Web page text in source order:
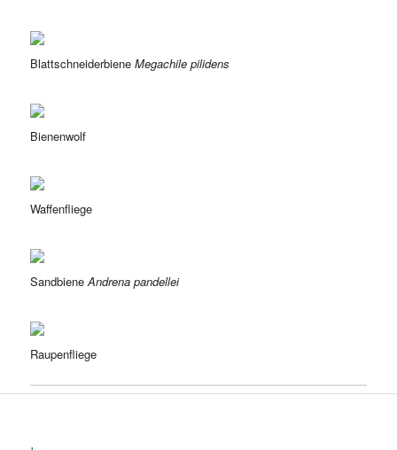
BlattschneiderbieneMegachile pilidens
Bienenwolf
Waffenfliege
SandbieneAndrena pandellei
Raupenfliege